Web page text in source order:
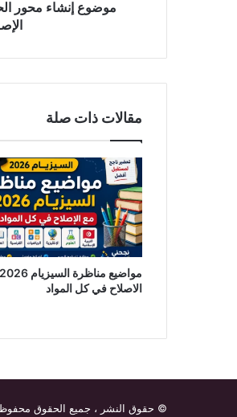
مقالات ذات صلة
الاصلاح في كل المواد
© حقوق النشر ، جميع الحقوق